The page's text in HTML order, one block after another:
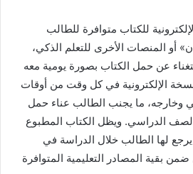
للكتاب متوافرة للطالب
أو المنصات الأخرى للتعلم الذكي،
عن حمل الكتاب بصورة يومية معه
الإلكترونية في كل وقت من أوقات
وخارجه، ما يجنب الطالب عناء حمل
الدراسي. ويظل الكتاب المطبوع
لها الطالب خلال الدراسة في
بقية المصادر التعليمية المتوافرة